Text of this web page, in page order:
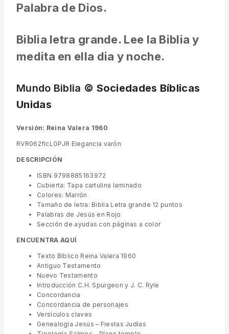
Palabra de Dios.
Biblia letra grande. Lee la Biblia y
medita en ella dia y noche.
Mundo Biblia © Sociedades Bíblicas
Unidas
Versión: Reina Valera 1960
RVR062flcLGPJR Elegancia varón
DESCRIPCIÓN
ISBN 9798885163972
Cubierta: Tapa cartulina laminado
Colores: Marrón
Tamaño de letra: Biblia Letra grande 12 puntos
Palabras de Jesús en Rojo
Sección de ayudas con páginas a color
ENCUENTRA AQUÍ
Texto Bíblico Reina Valera 1960
Antiguo Testamento
Nuevo Testamento
Introducción C.H. Spurgeon y J. C. Ryle
Concordancia
Concordancia de personajes
Versículos claves
Genealogía Jesús – Fiestas Judías